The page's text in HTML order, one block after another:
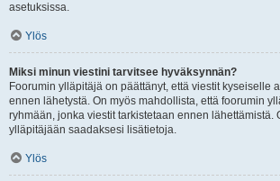
asetuksissa.
Ylös
Miksi minun viestini tarvitsee hyväksynnän?
Foorumin ylläpitäjä on päättänyt, että viestit kyseiselle
ennen lähetystä. On myös mahdollista, että foorumin
ryhmään, jonka viestit tarkistetaan ennen lähettämistä.
ylläpitäjään saadaksesi lisätietoja.
Ylös